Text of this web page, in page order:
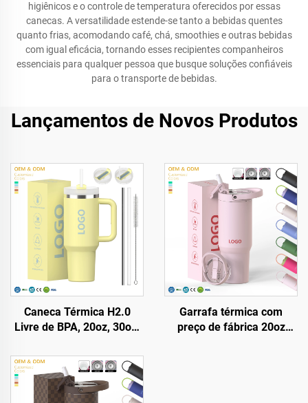
higiênicos e o controle de temperatura oferecidos por essas
canecas. A versatilidade estende-se tanto a bebidas quentes
quanto frias, acomodando café, chá, smoothies e outras bebidas
com igual eficácia, tornando esses recipientes companheiros
essenciais para qualquer pessoa que busque soluções confiáveis
para o transporte de bebidas.
Lançamentos de Novos Produtos
Caneca Térmica H2.0
Livre de BPA, 20oz, 30oz,
Tampa com 3 Posições
para Viagem, Copo de Aço
Inoxidável Isolado
Garrafa térmica com
preço de fábrica 20oz